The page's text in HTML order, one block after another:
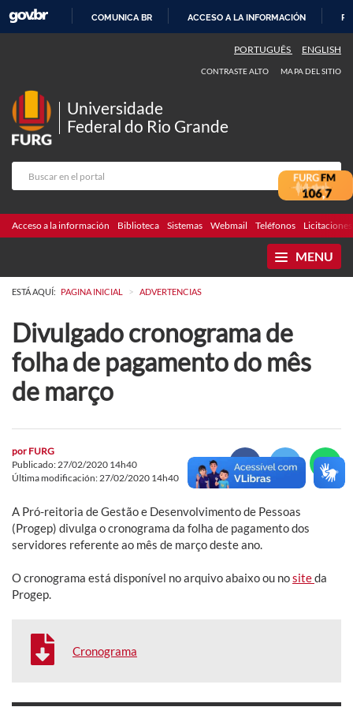
CONTENIDO
COMUNICA BR ACCESO A LA INFORMACIÓN
PORTUGUÊS ENGLISH
CONTRASTE ALTO MAPA DEL SITIO
Universidade
Federal do Rio Grande
Acceso a la información Biblioteca Sistemas Webmail Teléfonos Licitaciones
MENU
ESTÁ AQUÍ: PAGINA INICIAL > ADVERTENCIAS
Divulgado cronograma de
folha de pagamento do mês
de março
por FURG
Publicado: 27/02/2020 14h40
Última modificación: 27/02/2020 14h40
A Pró-reitoria de Gestão e Desenvolvimento de Pessoas
(Progep) divulga o cronograma da folha de pagamento dos
servidores referente ao mês de março deste ano.
O cronograma está disponível no arquivo abaixo ou nositeda
Progep.
Cronograma